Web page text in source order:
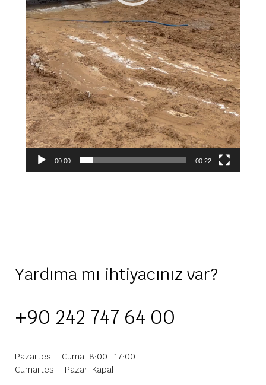
00:00 00:22
Yardıma mı ihtiyacınız var?
+90 242 747 64 00
Pazartesi - Cuma: 8:00- 17:00
Cumartesi - Pazar: Kapalı